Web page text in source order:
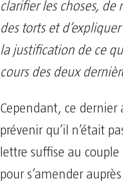
clarifier les choses, de
des torts et
la justification de ce
cours des deux
Cependant, ce dernier
prévenir qu’il n’était
lettre suffise au couple
pour s’amender